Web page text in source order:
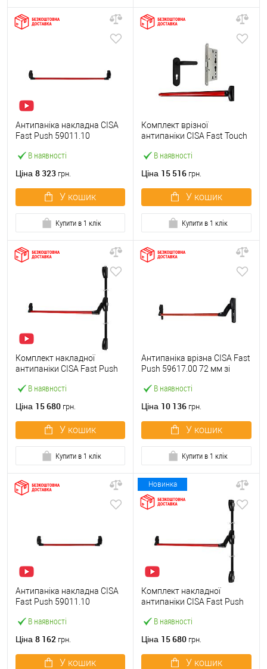
В наявності
Антипаніка накладна CISA
Fast Push 59011.10
штангою 1200 мм червона
Ціна 8 323 грн.
У кошик
Купити в 1 клік
В наявності
Комплект врізної
антипаніки CISA Fast Touch
із замком та ручкою
Ціна 15 516 грн.
У кошик
Купити в 1 клік
В наявності
Комплект накладної
антипаніки CISA Fast Push
точковий вверх-вниз
Ціна 15 680 грн.
У кошик
Купити в 1 клік
В наявності
Антипаніка врізна CISA Fast
Push 59617.00 72 мм зі
Ціна 10 136 грн.
У кошик
Купити в 1 клік
В наявності
Антипаніка накладна CISA
Fast Push 59011.10
штангою 900 мм червона
Ціна 8 162 грн.
У кошик
Новинка
В наявності
Комплект накладної
антипаніки CISA Fast Push
точковий вбік червона
Ціна 15 680 грн.
У кошик